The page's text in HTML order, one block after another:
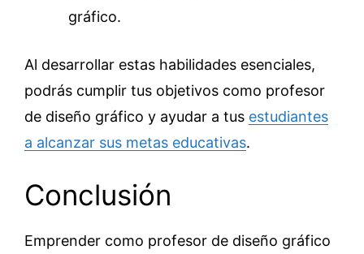
gráfico.
Al desarrollar estas habilidades esenciales,
podrás cumplir tus objetivos como profesor
de diseño gráfico y ayudar a tus estudiantes
a alcanzar sus metas educativas.
Conclusión
Emprender como profesor de diseño gráfico